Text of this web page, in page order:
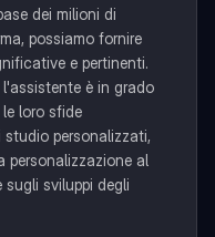
dei milioni di
possiamo fornire
e pertinenti.
è in grado
loro sfide
personalizzati,
personalizzazione al
sviluppi degli